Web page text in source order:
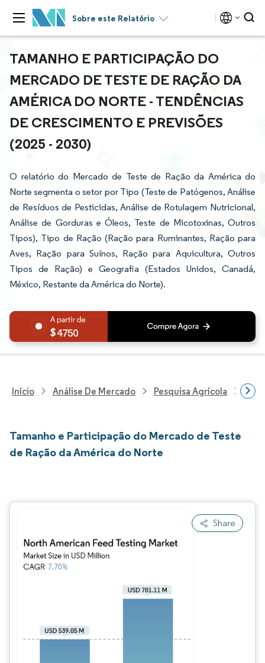
Sobre este Relatório
TAMANHO E PARTICIPAÇÃO DO
MERCADO DE TESTE DE RAÇÃO DA
AMÉRICA DO NORTE - TENDÊNCIAS
DE CRESCIMENTO E PREVISÕES
(2025 - 2030)
O relatório do Mercado de Teste de Ração da América do
Norte segmenta o setor por Tipo (Teste de Patógenos, Análise
de Resíduos de Pesticidas, Análise de Rotulagem Nutricional,
Análise de Gorduras e Óleos, Teste de Micotoxinas, Outros
Tipos), Tipo de Ração (Ração para Ruminantes, Ração para
Aves, Ração para Suínos, Ração para Aquicultura, Outros
Tipos de Ração) e Geografia (Estados Unidos, Canadá,
México, Restante da América do Norte).
4750
Início Análise De Mercado Pesquisa Agrícola
Tamanho e Participação do Mercado de Teste
de Ração da América do Norte
Share